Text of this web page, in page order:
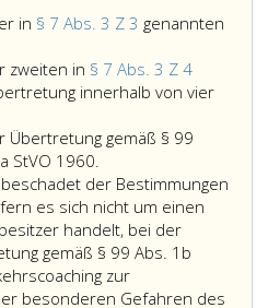
der
die
Lenkberechtigung
die
Klasse AM
nur
im
Wege
des
Paragraph
2,
oder
der
die
begleitende
Maßnahmen
(Nachschulung
und
oder
in § 7 Abs. 3 Z 3 genannten
zweiten in § 7 Abs. 3 Z 4
innerhalb von vier
Übertretung gemäß § 99
StVO 1960.
einer
Übertretung
gemäß
Paragraph
99,
Absatz
der Bestimmungen
es sich nicht um einen
handelt, bei der
gemäß § 99 Abs. 1b
zur
besonderen Gefahren des